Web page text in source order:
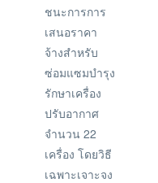
ชนะการการ
เสนอราคา
จ้างสำหรับ
ซ่อมแซมบำรุง
รักษาเครื่อง
ปรับอากาศ
จำนวน 22
เครื่อง โดยวิธี
เฉพาะเจาะจง